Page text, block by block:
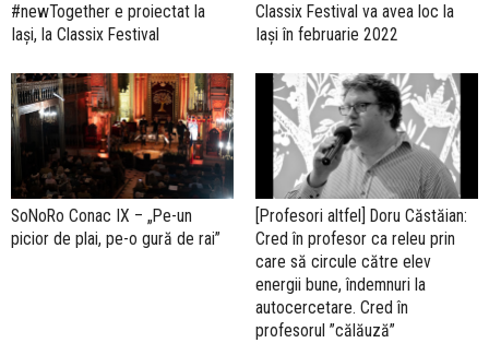
#newTogether e proiectat la
Iași, la Classix Festival
Classix Festival va avea loc la
Iași în februarie 2022
SoNoRo Conac IX – „Pe-un
picior de plai, pe-o gură de rai”
[Profesori altfel] Doru Căstăian:
Cred în profesor ca releu prin
care să circule către elev
energii bune, îndemnuri la
autocercetare. Cred în
profesorul ”călăuză”